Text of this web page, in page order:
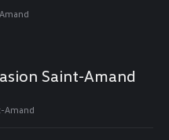
Saint-Amand
Amand